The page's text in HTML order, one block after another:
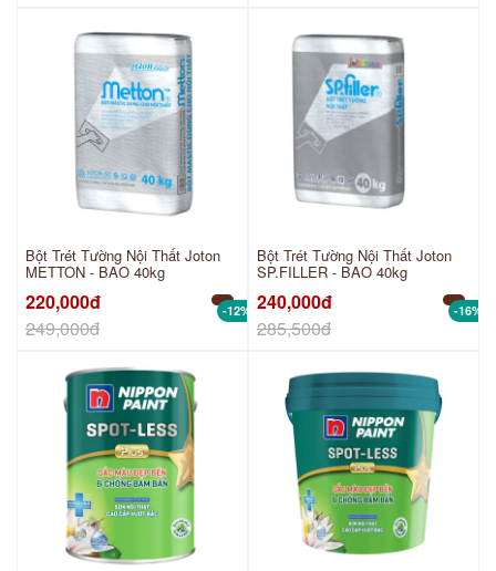
Bột Trét Tường Nội Thất Joton
METTON - BAO 40kg
220,000đ
249,000đ
-12%
Bột Trét Tường Nội Thất Joton
SP.FILLER - BAO 40kg
240,000đ
285,500đ
-16%